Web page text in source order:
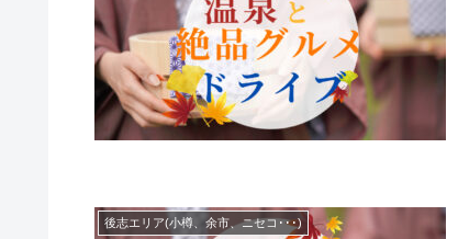
後志エリア(小樽、余市、ニセコ･･･)